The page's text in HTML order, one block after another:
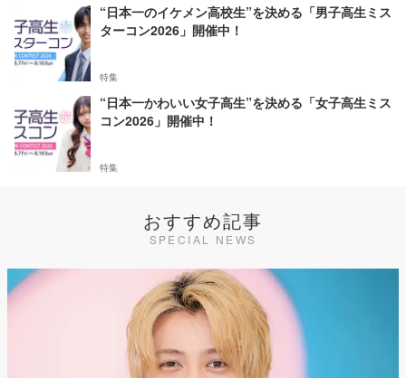
“日本一のイケメン高校生”を決める「男子高生ミス
ターコン2026」開催中！
特集
“日本一かわいい女子高生”を決める「女子高生ミス
コン2026」開催中！
特集
おすすめ記事
SPECIAL NEWS